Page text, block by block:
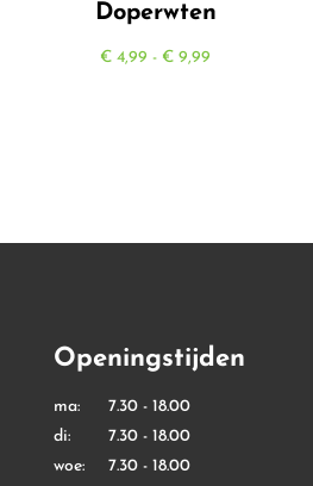
Doperwten
€ 4,99 - € 9,99
Openingstijden
ma: 7.30 - 18.00
di: 7.30 - 18.00
woe: 7.30 - 18.00